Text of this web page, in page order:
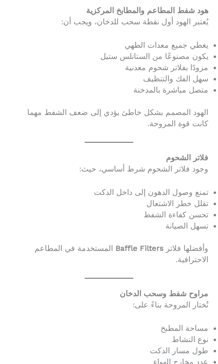
هود شفط المطاعم والمطابخ المركزية
يُعتبر الهود أول نقطة سحب للدخان، ويجب أن:
يغطي جميع معدات الطهي
يكون مصنوعًا من الستانلس ستيل
مزودًا بفلاتر شحوم معدنية
سهل الفك والتنظيف
متصل مباشرة بالمدخنة
الهود المصمم بشكل خاطئ يؤدي إلى ضعف الشفط مهما
كانت قوة المروحة.
فلاتر الشحوم
وجود فلاتر الشحوم شرط أساسي، حيث:
تمنع وصول الدهون إلى داخل الدكت
تقلل خطر الاشتعال
تحسن كفاءة الشفط
تسهل الصيانة
وأفضلها فلاتر Baffle Filters المستخدمة في المطاعم
الاحترافية.
مراوح شفط وسحب الدخان
تُختار المروحة بناءً على:
مساحة المطبخ
نوع النشاط
طول مسار الدكت
عدد مخارج الهواء